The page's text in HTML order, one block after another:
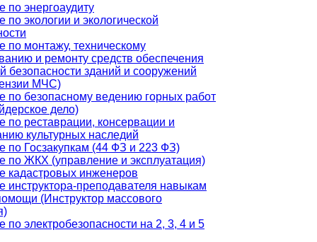
по энергоаудиту
по экологии и экологической
по монтажу, техническому
и ремонту средств обеспечения
безопасности зданий и сооружений
МЧС)
по безопасному ведению горных работ
дело)
по реставрации, консервации и
культурных наследий
по Госзакупкам (44 ФЗ и 223 ФЗ)
по ЖКХ (управление и эксплуатация)
кадастровых инженеров
инструктора-преподавателя навыкам
(Инструктор массового
по электробезопасности на 2, 3, 4 и 5